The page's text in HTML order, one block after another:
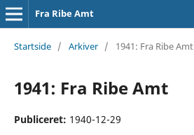
Fra Ribe Amt
Startside / Arkiver / 1941: Fra Ribe Amt
1941: Fra Ribe Amt
Publiceret: 1940-12-29